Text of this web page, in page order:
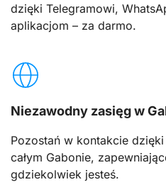
dzięki Telegramowi,
aplikacjom – za darmo.
Niezawodny zasięg w
Pozostań w kontakcie
całym Gabonie,
gdziekolwiek jesteś.